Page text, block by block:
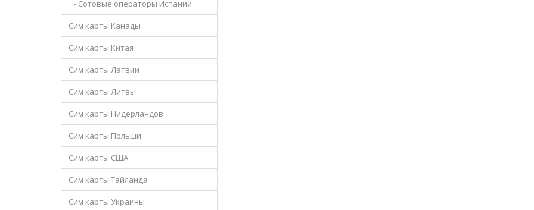
- Сотовые операторы Испании
Сим карты Канады
Сим карты Китая
Сим карты Латвии
Сим карты Литвы
Сим карты Нидерландов
Сим карты Польши
Сим карты США
Сим карты Тайланда
Сим карты Украины